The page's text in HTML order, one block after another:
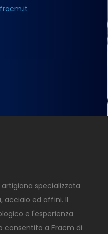
specializzata
acciaio ed affini. Il
e l'esperienza
consentito a Fracm di